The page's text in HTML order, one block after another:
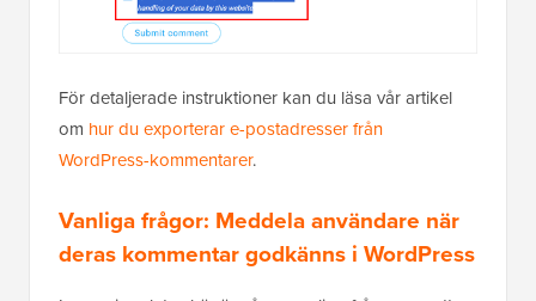
För detaljerade instruktioner kan du läsa vår artikel
om hur du exporterar e-postadresser från
WordPress-kommentarer.
Vanliga frågor: Meddela användare när
deras kommentar godkänns i WordPress